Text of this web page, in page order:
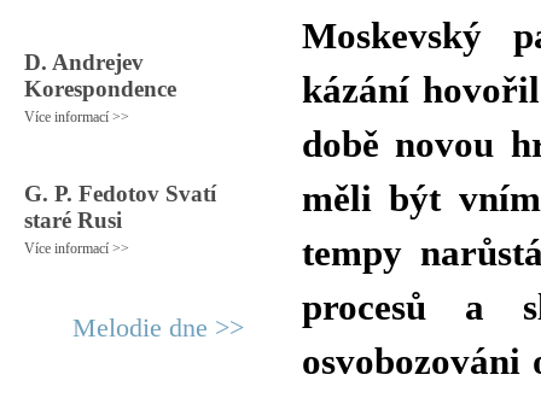
D. Andrejev
Korespondence
Více informací >>
G. P. Fedotov Svatí
staré Rusi
Více informací >>
Melodie dne >>
Moskevský
kázání
době novou
měli být
tempy
procesů a
osvobozováni